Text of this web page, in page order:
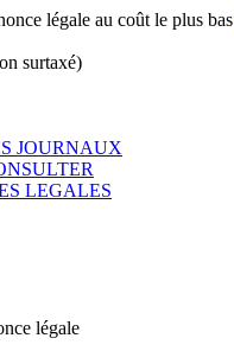
légale au coût le plus bas
surtaxé)
JOURNAUX
LEGALES
légale